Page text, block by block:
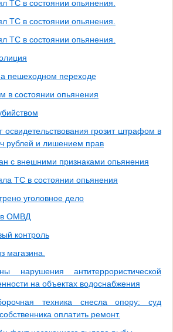
ТС в состоянии опьянения.
ТС в состоянии опьянения.
ТС в состоянии опьянения.
пешеходном переходе
в состоянии опьянения
освидетельствования грозит штрафом в
рублей и лишением прав
с внешними признаками опьянения
ТС в состоянии опьянения
уголовное дело
в ОМВД
контроль
магазина.
нарушения антитеррористической
на объектах водоснабжения
техника снесла опору: суд
оплатить ремонт.